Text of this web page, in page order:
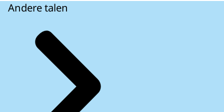
Andere talen